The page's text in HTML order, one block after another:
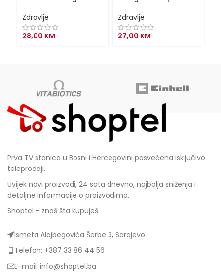
Zdravlje
28,00 KM
Zdravlje
27,00 KM
Prva TV stanica u Bosni i Hercegovini posvećena isključivo
teleprodaji.
Uvijek novi proizvodi, 24 sata dnevno, najbolja sniženja i
detaljne informacije o proizvodima.
Shoptel - znaš šta kupuješ.
Ismeta Alajbegovića Šerbe 3, Sarajevo
Telefon: +387 33 86 44 56
E-mail: info@shoptel.ba